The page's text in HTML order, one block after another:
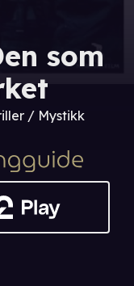
som
/ Mystikk